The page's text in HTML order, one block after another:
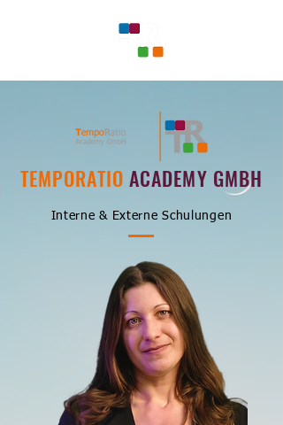
TEMPORATIO ACADEMY GMBH
Interne & Externe Schulungen